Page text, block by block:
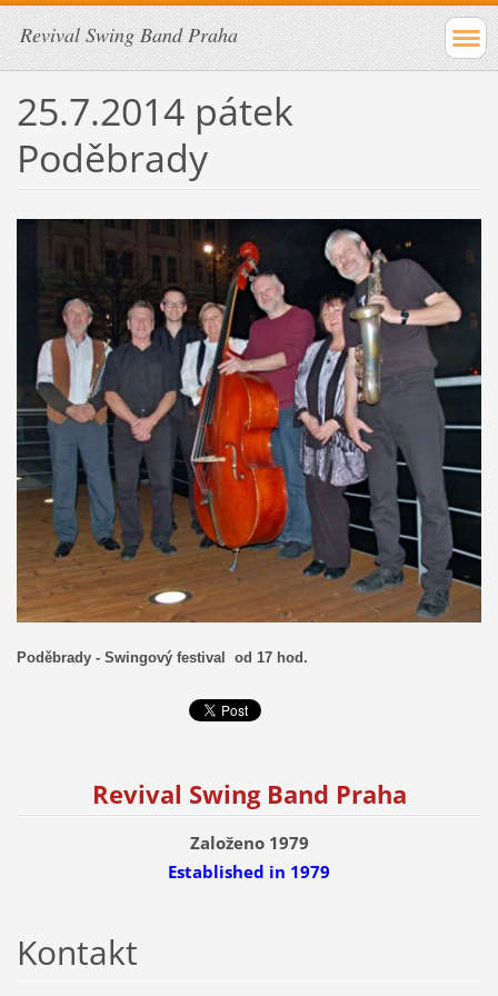
Revival Swing Band Praha
25.7.2014 pátek
Poděbrady
Poděbrady - Swingový festival od 17 hod.
Revival Swing Band Praha
Založeno 1979
Established in 1979
Kontakt